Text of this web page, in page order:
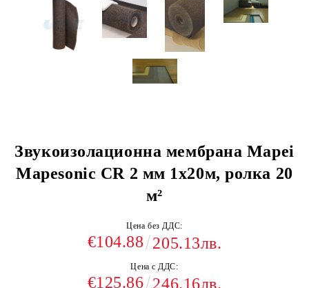
Звукоизолационна мембрана Mapei
Mapesonic CR 2 мм 1х20м, ролка 20
м²
Цена без ДДС:
€104.88 205.13лв.
Цена с ДДС:
€125.86 246.16лв.